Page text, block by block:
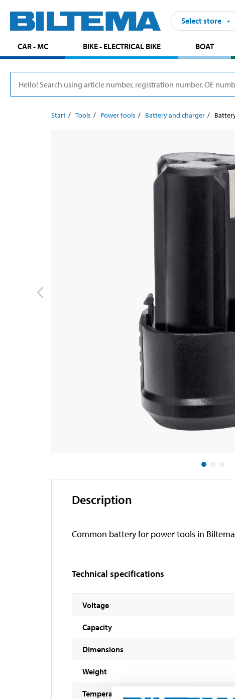
Select store
CAR - MC BIKE - ELECTRICAL BIKE BOAT
Start Tools Power tools Battery and charger
Description
Common battery for power tools in
Technical specifications
Voltage
Capacity
Dimensions
Weight
Temperature range